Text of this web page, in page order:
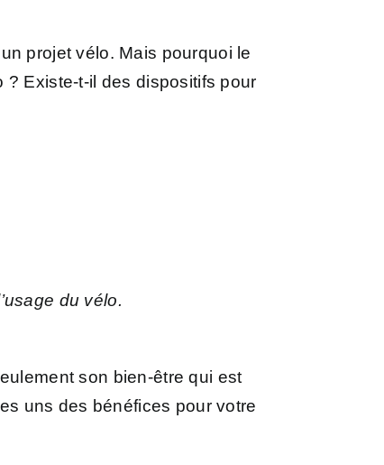
projet vélo. Mais pourquoi le
Existe-t-il des dispositifs pour
du vélo.
son bien-être qui est
uns des bénéfices pour votre